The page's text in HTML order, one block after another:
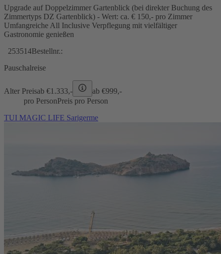
Upgrade auf Doppelzimmer Gartenblick (bei direkter Buchung des
Zimmertyps DZ Gartenblick) - Wert: ca. € 150,- pro Zimmer
Umfangreiche All Inclusive Verpflegung mit vielfältiger
Gastronomie genießen
253514Bestellnr.:
Pauschalreise
Alter Preisab €1.333,- ab €999,-
pro PersonPreis pro Person
TUI MAGIC LIFE Sarigerme